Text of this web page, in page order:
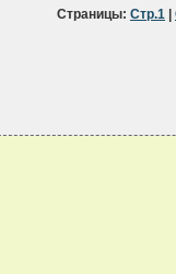
Страницы: Стр.1